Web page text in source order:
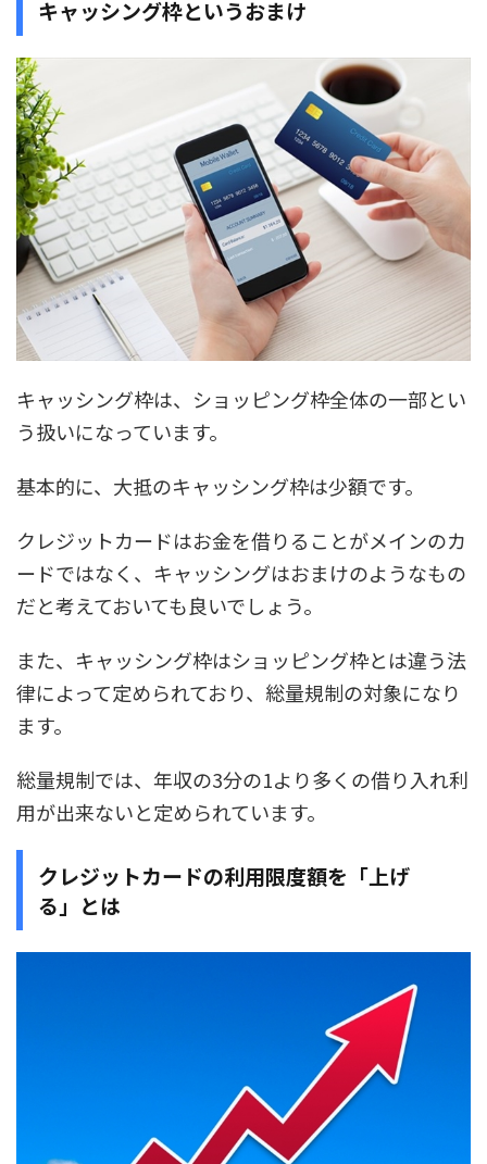
キャッシング枠というおまけ
キャッシング枠は、ショッピング枠全体の一部とい
う扱いになっています。
基本的に、大抵のキャッシング枠は少額です。
クレジットカードはお金を借りることがメインのカ
ードではなく、キャッシングはおまけのようなもの
だと考えておいても良いでしょう。
また、キャッシング枠はショッピング枠とは違う法
律によって定められており、総量規制の対象になり
ます。
総量規制では、年収の3分の1より多くの借り入れ利
用が出来ないと定められています。
クレジットカードの利用限度額を「上げ
る」とは